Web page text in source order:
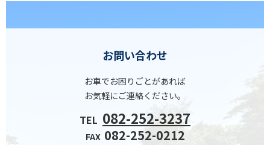
お問い合わせ
お車でお困りごとがあれば
お気軽にご連絡ください。
TEL 082-252-3237
FAX 082-252-0212